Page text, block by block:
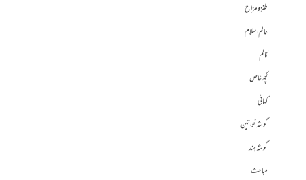
طنز و مزاح
عالم اسلام
کالم
کچھ خاص
کہانی
گوشہ خواتین
گوشہ ہند
مباحث